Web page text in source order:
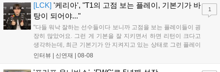
상 'Grand Theft Auto VI: An Extended Look'을 최초 공개할 계획
이다....
[LCK] '케리아', "T1의 고점 보는 플레이, 기본기가 바
탕이 되어야..."
"다들 워낙 잘하는 선수들이다 보니까 고점을 보는 플레이들이 굉
장히 많았어요. 그런 게 기본을 잘 지키면서 하면 리턴이 크다고
생각하는데, 최근 기본기가 안 지켜지고 있는 상태로 그런 플레이
를 추구하다 보니까 팀적으로 안 좋은 사고가 계속 많이 났던 것
인터뷰 | 신연재 08-08
1